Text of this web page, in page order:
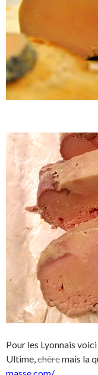
Pour les Lyonnais
Ultime,chèremais la